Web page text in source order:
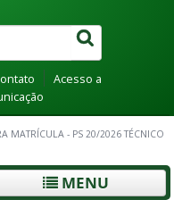
Acesso a
MATRÍCULA - PS 20/2026 TÉCNICO
MENU